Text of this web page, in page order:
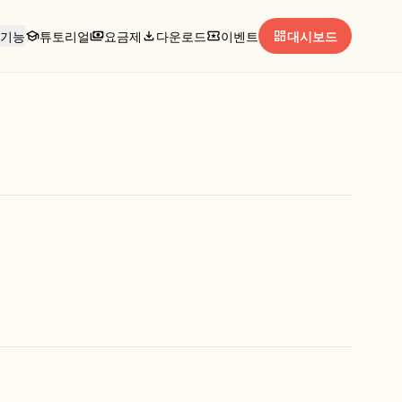
기능school튜토리얼payments요금제 download다운로드local_activity이벤트 dashboard대시보드